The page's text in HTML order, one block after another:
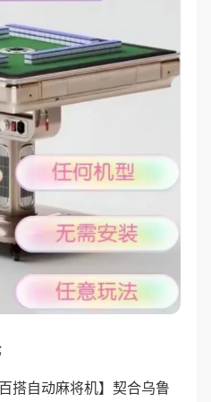
搭自动麻将机】契合乌鲁